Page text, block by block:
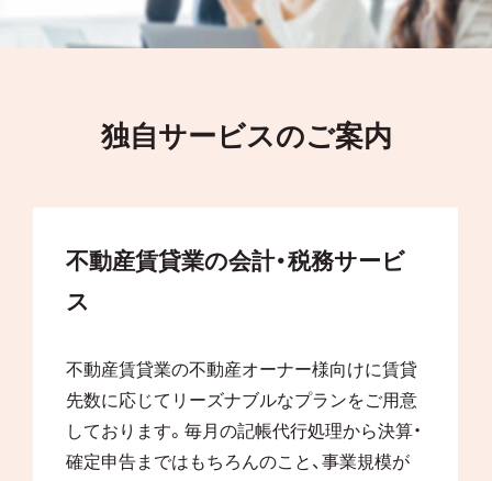
独自サービスのご案内
不動産賃貸業の会計・税務サービ
ス
不動産賃貸業の不動産オーナー様向けに賃貸
先数に応じてリーズナブルなプランをご用意
しております。毎月の記帳代行処理から決算・
確定申告まではもちろんのこと、事業規模が